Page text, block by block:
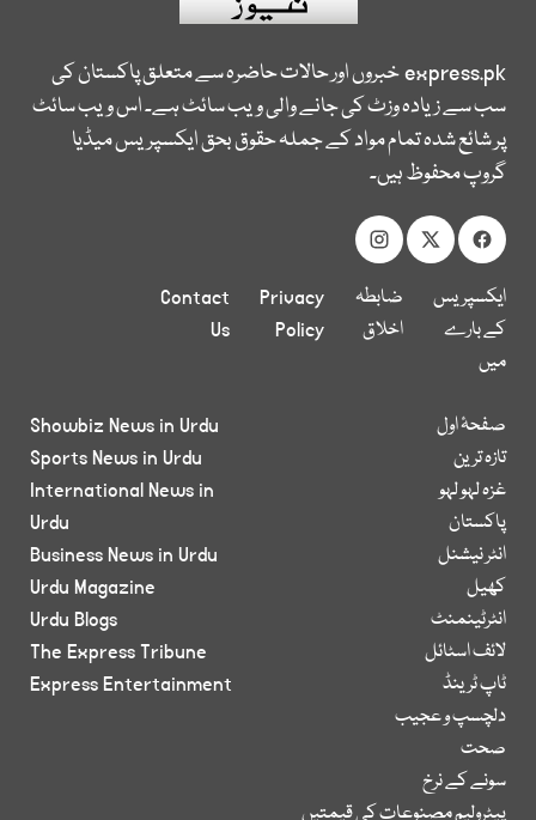
express.pkخبروں اور حالات حاضرہ سے متعلق پاکستان کی
سب سے زیادہ وزٹ کی جانے والی ویب سائٹ ہے۔ اس ویب سائٹ
پر شائع شدہ تمام مواد کے جملہ حقوق بحق ایکسپریس میڈیا
گروپ محفوظ ہیں۔
ایکسپریس
کے بارے
میں
ضابطہ
اخلاق
Privacy
Policy
Contact
Us
صفحۂ اول
تازہ ترین
غزہ لہو لہو
پاکستان
انٹر نیشنل
کھیل
انٹرٹینمنٹ
لائف اسٹائل
ٹاپ ٹرینڈ
دلچسپ و عجیب
صحت
سونے کے نرخ
پیٹرولیم مصنوعات کی قیمتیں
Showbiz News in Urdu
Sports News in Urdu
International News in
Urdu
Business News in Urdu
Urdu Magazine
Urdu Blogs
The Express Tribune
Express Entertainment